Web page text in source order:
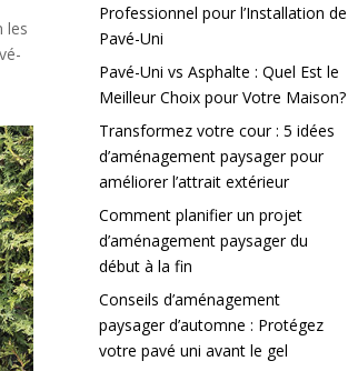
les
Professionnel pour l’Installation de
Pavé-Uni
Pavé-Uni vs Asphalte : Quel Est le
Meilleur Choix pour Votre Maison?
Transformez votre cour : 5 idées
d’aménagement paysager pour
améliorer l’attrait extérieur
Comment planifier un projet
d’aménagement paysager du
début à la fin
Conseils d’aménagement
paysager d’automne : Protégez
votre pavé uni avant le gel